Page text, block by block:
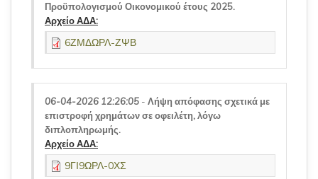
Προϋπολογισμού Οικονομικού έτους 2025.
Αρχείο ΑΔΑ:
6ΖΜΔΩΡΛ-ΖΨΒ
06-04-2026 12:26:05 - Λήψη απόφασης σχετικά με
επιστροφή χρημάτων σε οφειλέτη, λόγω
διπλοπληρωμής.
Αρχείο ΑΔΑ:
9ΓΙ9ΩΡΛ-0ΧΣ